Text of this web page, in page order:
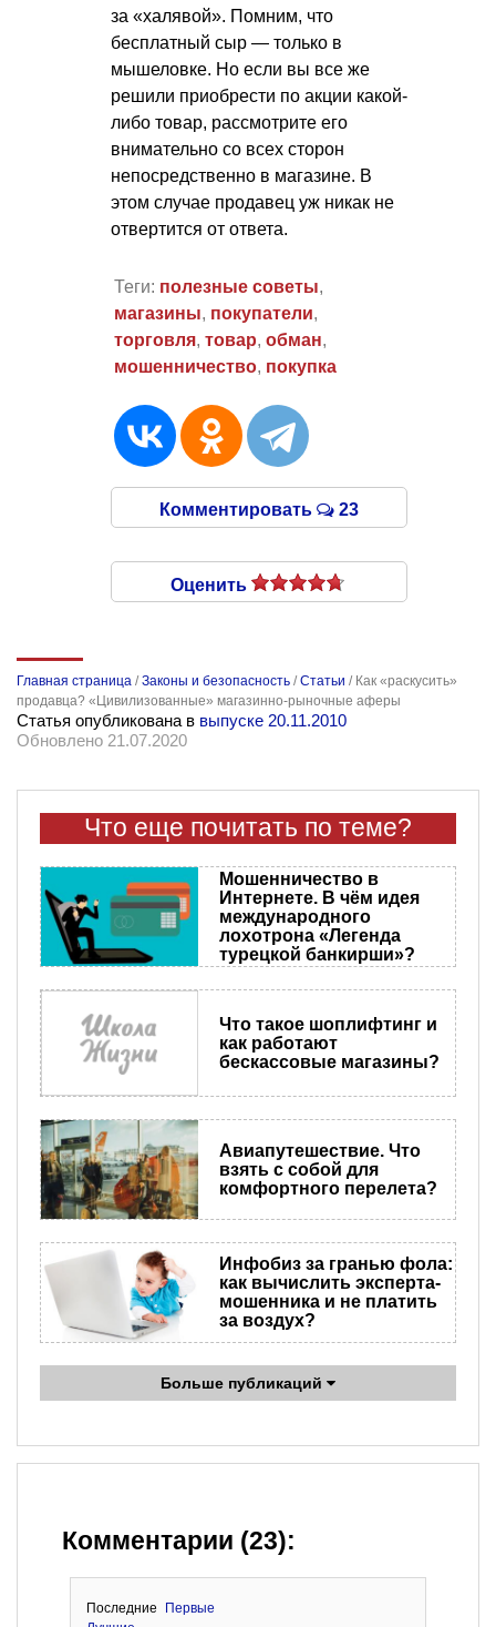
за «халявой». Помним, что
бесплатный сыр — только в
мышеловке. Но если вы все же
решили приобрести по акции какой-
либо товар, рассмотрите его
внимательно со всех сторон
непосредственно в магазине. В
этом случае продавец уж никак не
отвертится от ответа.
Теги: полезные советы,
магазины, покупатели,
торговля, товар, обман,
мошенничество, покупка
Комментировать 23
Оценить
Главная страница /Законы и безопасность /Статьи / Как «раскусить»
продавца? «Цивилизованные» магазинно-рыночные аферы
Статья опубликована в выпуске 20.11.2010
Обновлено 21.07.2020
Что еще почитать по теме?
Мошенничество в
Интернете. В чём идея
международного
лохотрона «Легенда
турецкой банкирши»?
Что такое шоплифтинг и
как работают
бескассовые магазины?
Авиапутешествие. Что
взять с собой для
комфортного перелета?
Инфобиз за гранью фола:
как вычислить эксперта-
мошенника и не платить
за воздух?
Больше публикаций
Комментарии (23):
Последние
Первые